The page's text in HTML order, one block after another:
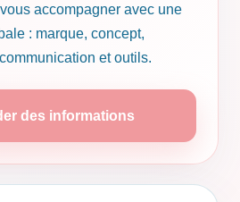
accompagner avec une
: marque, concept,
et outils.
des informations